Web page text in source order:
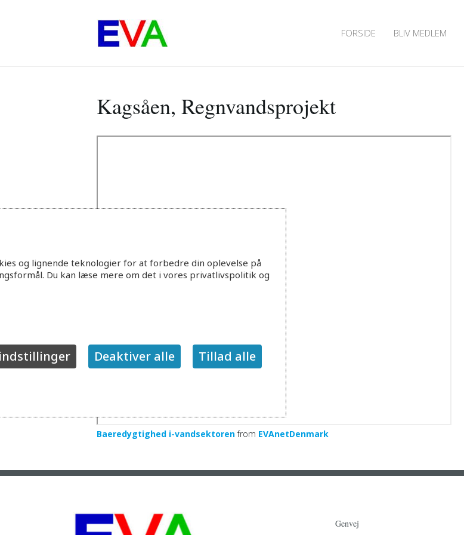
FORSIDE BLIV MEDLEM
Kagsåen, Regnvandsprojekt
Baeredygtighed i-vandsektoren from EVAnetDenmark
Genvej
og lignende teknologier for at forbedre din oplevelse på
Du kan læse mere om det i vores privatlivspolitik og
Deaktiver alle Tillad alle